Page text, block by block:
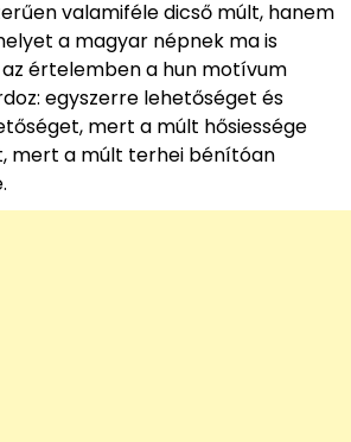
valamiféle dicső múlt, hanem
a magyar népnek ma is
értelemben a hun motívum
egyszerre lehetőséget és
mert a múlt hősiessége
mert a múlt terhei bénítóan